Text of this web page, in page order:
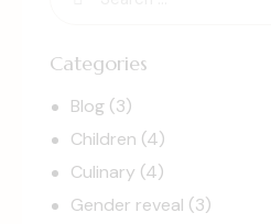
Categories
Blog (3)
Children (4)
Culinary (4)
Gender reveal (3)